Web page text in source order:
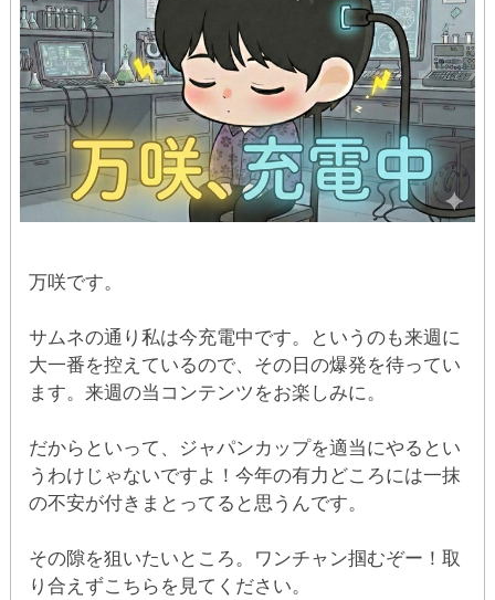
万咲です。
サムネの通り私は今充電中です。というのも来週に
大一番を控えているので、その日の爆発を待ってい
ます。来週の当コンテンツをお楽しみに。
だからといって、ジャパンカップを適当にやるとい
うわけじゃないですよ！今年の有力どころには一抹
の不安が付きまとってると思うんです。
その隙を狙いたいところ。ワンチャン掴むぞー！取
り合えずこちらを見てください。